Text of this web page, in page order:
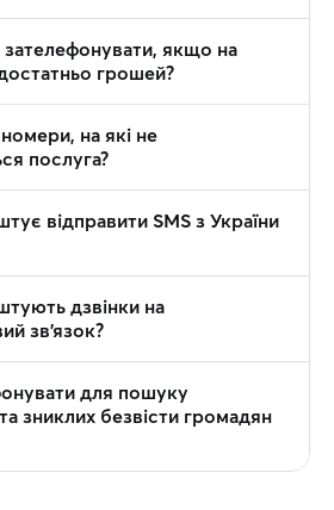
якщо на
грошей?
на які не
послуга?
відправити SMS з України
дзвінки на
зв'язок?
для пошуку
зниклих безвісти громадян